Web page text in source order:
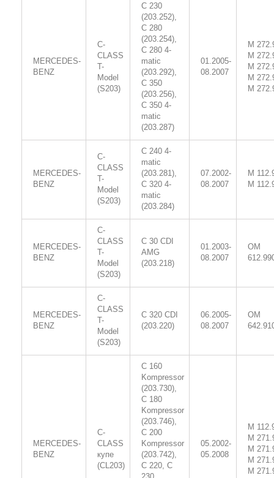
MERCEDES-
BENZ
C-
CLASS
T-
Model
(S203)
C 230
(203.252),
C 280
(203.254),
C 280 4-
matic
(203.292),
C 350
(203.256),
C 350 4-
matic
(203.287)
01.2005-
08.2007
M
M
M
M
M
MERCEDES-
BENZ
C-
CLASS
T-
Model
(S203)
C 240 4-
matic
(203.281),
C 320 4-
matic
(203.284)
07.2002-
08.2007
M
M
MERCEDES-
BENZ
C-
CLASS
T-
Model
(S203)
C 30 CDI
AMG
(203.218)
01.2003-
08.2007
OM
MERCEDES-
BENZ
C-
CLASS
T-
Model
(S203)
C 320 CDI
(203.220)
06.2005-
08.2007
OM
MERCEDES-
BENZ
C-
CLASS
купе
(CL203)
C 160
Kompressor
(203.730),
C 180
Kompressor
(203.746),
C 200
Kompressor
(203.742),
C 220, C
05.2002-
05.2008
M
M
M
M
M